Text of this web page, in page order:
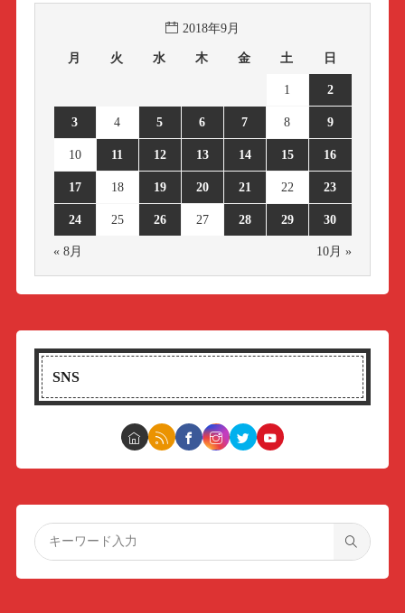
2018年9月
月 火 水 木 金 土 日
1 2
3 4 5 6 7 8 9
10 11 12 13 14 15 16
17 18 19 20 21 22 23
24 25 26 27 28 29 30
« 8月 10月 »
SNS